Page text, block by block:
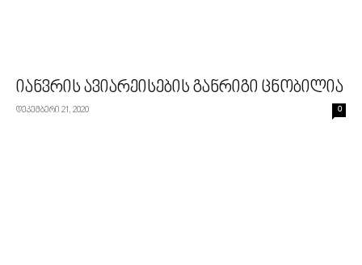
იანვრის ავიარეისების განრიგი ცნობილია
დეკემბერი 21, 2020 0